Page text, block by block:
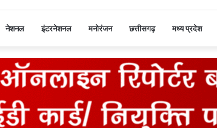
नेशनल इंटरनेशनल मनोरंजन छत्तीसगढ़ मध्य प्रदेश